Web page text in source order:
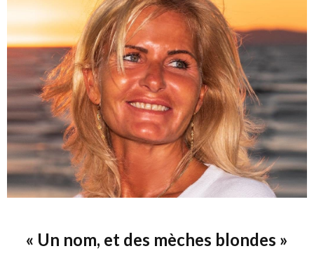
« Un nom, et des mèches blondes »